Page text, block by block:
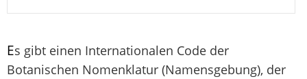
Es gibt einen Internationalen Code der
Botanischen Nomenklatur (Namensgebung), der